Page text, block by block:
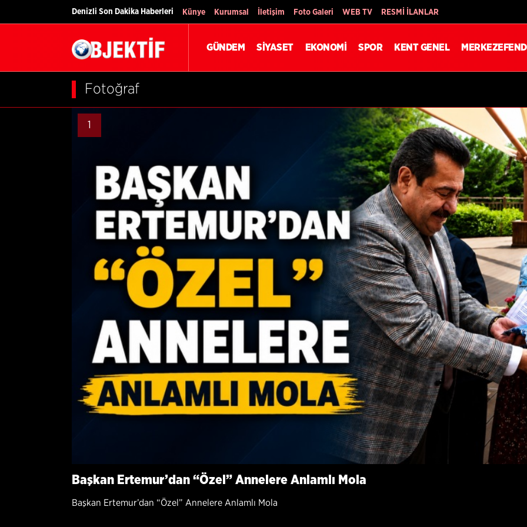
Denizli Son Dakika Haberleri Künye Kurumsal İletişim Foto Galeri WEB TV RESMİ İLANLAR
GÜNDEM SİYASET EKONOMİ SPOR KENT GENEL
Fotoğraf
1
Başkan Ertemur’dan “Özel” Annelere Anlamlı Mola
Başkan Ertemur’dan “Özel” Annelere Anlamlı Mola